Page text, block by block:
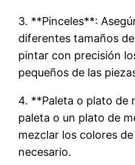
3. **Pinceles**:
diferentes tamaños
pintar con precisión
pequeños de las
4. **Paleta o plato de
paleta o un plato de
mezclar los colores
necesario.